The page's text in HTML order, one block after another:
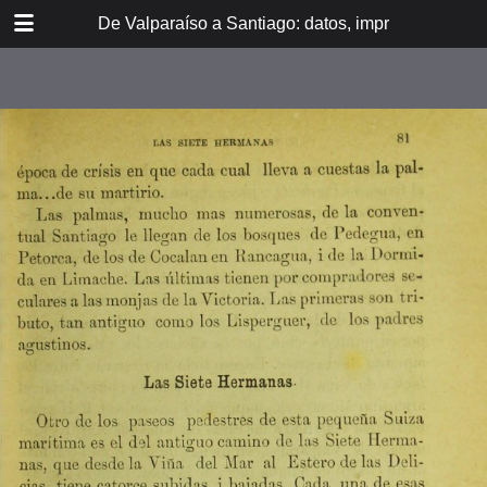
De Valparaíso a Santiago: datos, impresiones,
DOWNLOAD
Itinerario del ferrocarril de
Valparaíso a Santiago
espresamente grabado en Paris en
madera para esta obra
Dedicatoria
A los viajeros
En la Estación de Valparaíso
El banquete de inauguración i el
motín de Oyarce
Viña del Mar
Bosquejo histórico
El Salto